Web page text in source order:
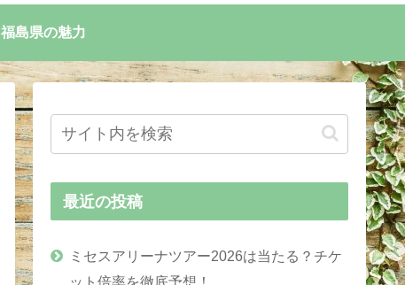
福島県の魅力
最近の投稿
ミセスアリーナツアー2026は当たる？チケ
ット倍率を徹底予想！